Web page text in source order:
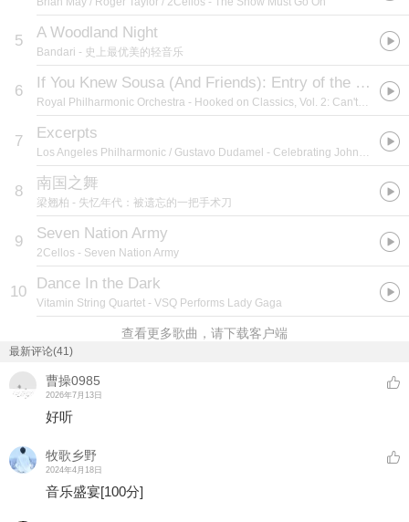
5 A Woodland Night
Bandari - 史上最优美的轻音乐
6 If You Knew Sousa (And Friends): Entry of the Gladiators/Colonel Bogey
Royal Philharmonic Orchestra - Hooked on Classics, Vol. 2: Can't Stop the Classics
7 Excerpts
Los Angeles Philharmonic / Gustavo Dudamel - Celebrating John Williams (Live At Walt Disney Concert Hall, Los Angeles / 2019)
8 南国之舞
梁翘柏 - 失忆年代：被遗忘的一把手术刀
9 Seven Nation Army
2Cellos - Seven Nation Army
10 Dance In the Dark
Vitamin String Quartet - VSQ Performs Lady Gaga
查看更多歌曲，请下载客户端
最新评论(41)
曹操0985
2026年7月13日
好听
牧歌乡野
2024年4月18日
音乐盛宴[100分]